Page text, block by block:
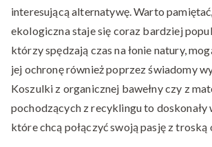
interesującą alternatywę. Warto
ekologiczna staje się coraz bardziej
którzy spędzają czas na łonie natury,
jej ochronę również poprzez świadomy
Koszulki z organicznej bawełny czy z
pochodzących z recyklingu to doskonały
które chcą połączyć swoją pasję z